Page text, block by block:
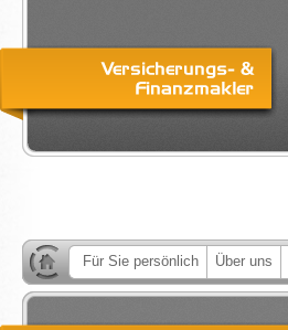
Für Sie persönlich Über uns